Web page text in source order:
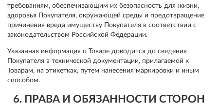
требованиям, обеспечивающим их безопасность для жизни,
здоровья Покупателя, окружающей среды и предотвращение
причинения вреда имуществу Покупателя в соответствии с
законодательством Российской Федерации.
Указанная информация о Товаре доводится до сведения
Покупателя в технической документации, прилагаемой к
Товарам, на этикетках, путем нанесения маркировки и иным
способом.
6. ПРАВА И ОБЯЗАННОСТИ СТОРОН